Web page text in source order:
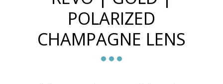
POLARIZED
CHAMPAGNE LENS